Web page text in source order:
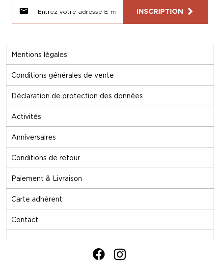
Mentions légales
Conditions générales de vente
Déclaration de protection des données
Activités
Anniversaires
Conditions de retour
Paiement & Livraison
Carte adhérent
Contact
INSCRIPTION